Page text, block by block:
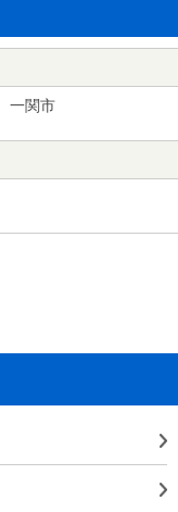
一関市